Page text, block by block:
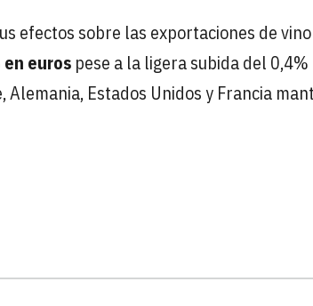
efectos sobre las exportaciones de vino
euros pese a la ligera subida del 0,4%
Estados Unidos y Francia